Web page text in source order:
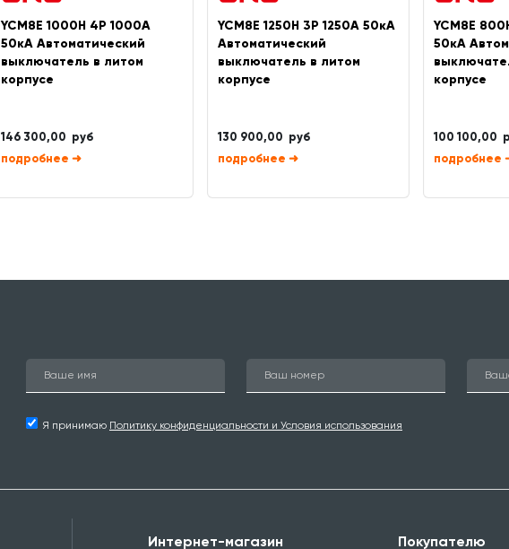
YCM8E 1000H 4P 1000A
50кА Автоматический
выключатель в литом
корпусе
146 300,00 руб
➜
YCM8E 1250H 3P 1250A 50кА
Автоматический
выключатель в литом
корпусе
130 900,00 руб
➜
YCM8E
50кА
корпусе
100 100,00
Я принимаю Политику конфиденциальности и Условия использования
Интернет-магазин Покупателю